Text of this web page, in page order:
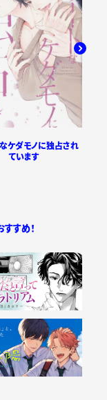
ケダモノに独占され
ています
すめ！